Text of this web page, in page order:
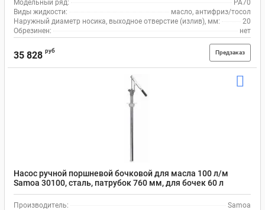
Модельный ряд:
PA70
Виды жидкости:
масло, антифриз/тосол
Наружный диаметр носика, выходное отверстие (излив), мм:
20
Обрезинен:
нет
35 828 руб Предзаказ
Насос ручной поршневой бочковой для масла 100 л/м
Samoa 30100, сталь, патрубок 760 мм, для бочек 60 л
Производитель:
Samoa